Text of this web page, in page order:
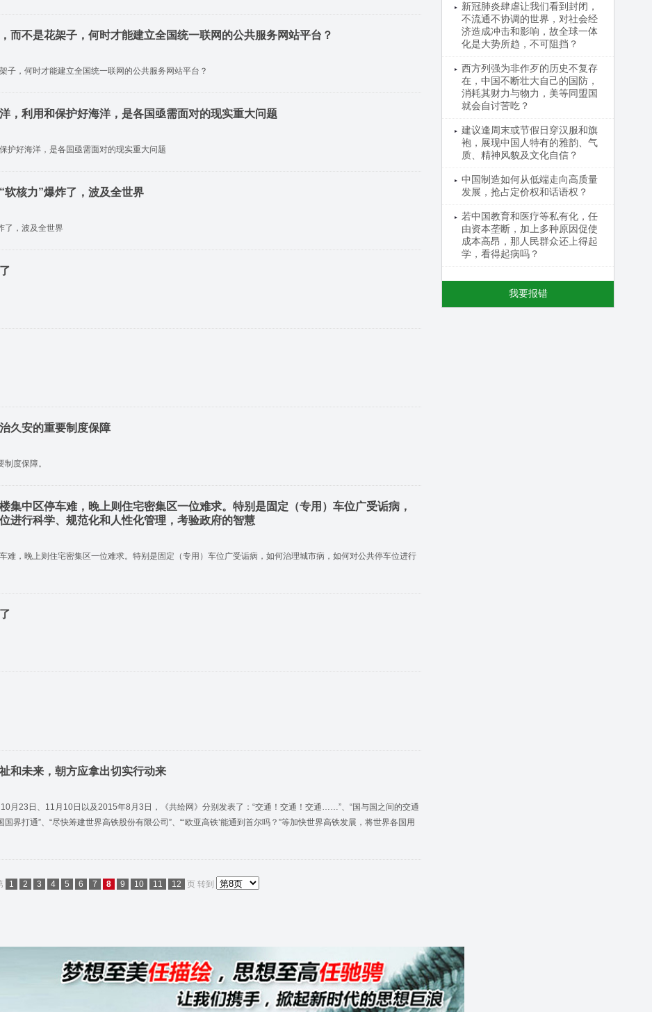
而不是花架子，何时才能建立全国统一联网的公共服务网站平台？
子，何时才能建立全国统一联网的公共服务网站平台？
，利用和保护好海洋，是各国亟需面对的现实重大问题
护好海洋，是各国亟需面对的现实重大问题
核力”爆炸了，波及全世界
了，波及全世界
久安的重要制度保障
度保障。
集中区停车难，晚上则住宅密集区一位难求。特别是固定（专用）车位广受诟病，
进行科学、规范化和人性化管理，考验政府的智慧
难，晚上则住宅密集区一位难求。特别是固定（专用）车位广受诟病，如何治理城市病，如何对公共停车位进行
和未来，朝方应拿出切实行动来
月23日、11月10日以及2015年8月3日，《共绘网》分别发表了：“交通！交通！交通……”、“国与国之间的交通
界打通”、“尽快筹建世界高铁股份有限公司”、“‘欧亚高铁’能通到首尔吗？”等加快世界高铁发展，将世界各国用
1 2 3 4 5 6 7 8 9 10 11 12 页 转到
新冠肺炎肆虐让我们看到封闭，
不流通不协调的世界，对社会经
济造成冲击和影响，故全球一体
化是大势所趋，不可阻挡？
西方列强为非作歹的历史不复存
在，中国不断壮大自己的国防，
消耗其财力与物力，美等同盟国
就会自讨苦吃？
建议逢周末或节假日穿汉服和旗
袍，展现中国人特有的雅韵、气
质、精神风貌及文化自信？
中国制造如何从低端走向高质量
发展，抢占定价权和话语权？
若中国教育和医疗等私有化，任
由资本垄断，加上多种原因促使
成本高昂，那人民群众还上得起
学，看得起病吗？
我要报错